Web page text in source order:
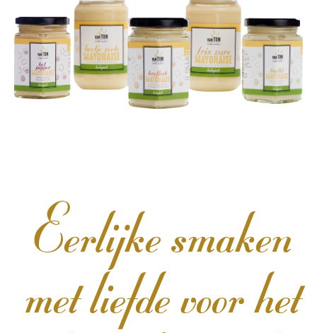
Eerlijke smaken
met liefde voor het